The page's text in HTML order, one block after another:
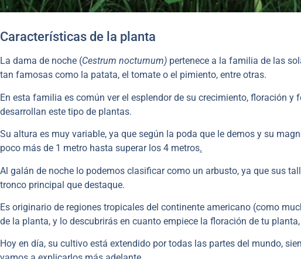
Características de la planta
La dama de noche (Cestrum nocturnum) pertenece a la familia de las
tan famosas como la patata, el tomate o el pimiento, entre otras.
En esta familia es común ver el esplendor de su crecimiento, floración
desarrollan este tipo de plantas.
Su altura es muy variable, ya que según la poda que le demos y su
poco más de 1 metro hasta superar los 4 metros.
Al galán de noche lo podemos clasificar como un arbusto, ya que sus
tronco principal que destaque.
Es originario de regiones tropicales del continente americano (como
de la planta, y lo descubrirás en cuanto empiece la floración de tu planta,
Hoy en día, su cultivo está extendido por todas las partes del mundo,